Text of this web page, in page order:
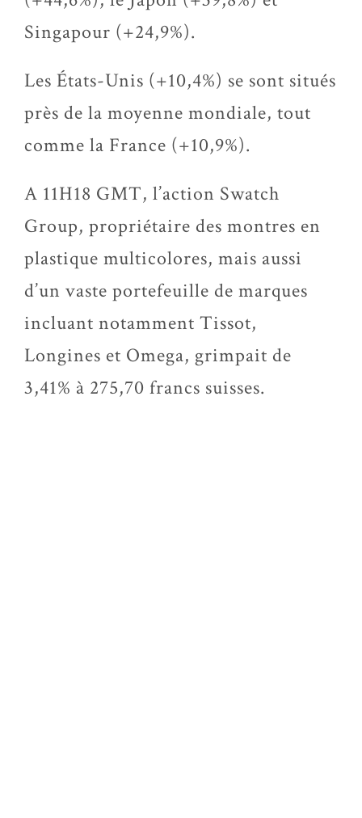
Singapour (+24,9%).
Les États-Unis (+10,4%) se sont situés
près de la moyenne mondiale, tout
comme la France (+10,9%).
A 11H18 GMT, l’action Swatch
Group, propriétaire des montres en
plastique multicolores, mais aussi
d’un vaste portefeuille de marques
incluant notamment Tissot,
Longines et Omega, grimpait de
3,41% à 275,70 francs suisses.